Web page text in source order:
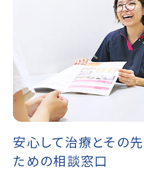
安心して治療とその
ための相談窓口